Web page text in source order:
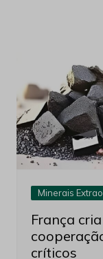
Minerais
França
críticos